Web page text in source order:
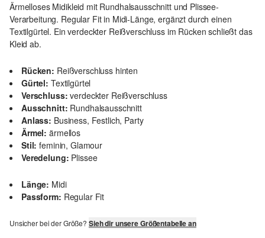
Ärmelloses Midikleid mit Rundhalsausschnitt und Plissee-
Verarbeitung. Regular Fit in Midi-Länge, ergänzt durch einen
Textilgürtel. Ein verdeckter Reißverschluss im Rücken schließt das
Kleid ab.
Rücken: Reißverschluss hinten
Gürtel: Textilgürtel
Verschluss: verdeckter Reißverschluss
Ausschnitt: Rundhalsausschnitt
Anlass: Business, Festlich, Party
Ärmel: ärmellos
Stil: feminin, Glamour
Veredelung: Plissee
Länge: Midi
Passform: Regular Fit
Unsicher bei der Größe? Sieh dir unsere Größentabelle an